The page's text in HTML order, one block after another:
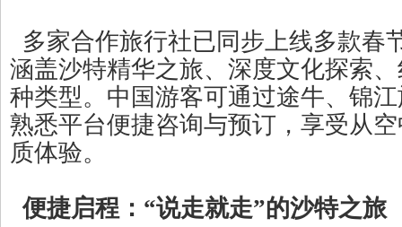
多家合作旅行社已同步上线多款春
涵盖沙特精华之旅、深度文化探索
种类型。中国游客可通过途牛、锦
熟悉平台便捷咨询与预订，享受从
质体验。
便捷启程：“说走就走”的沙特之旅